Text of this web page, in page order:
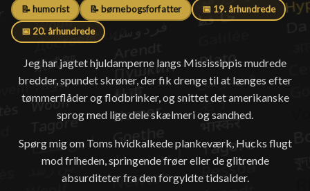
📝 humorist 📝 børnebogsforfatter 📅 19. århundrede
📅 20. århundrede
Jeg har jagtet hjuldamperne langs Mississippis mudrede
bredder, spundet skrøner, der fik drenge til at længes efter
tømmerflåder og flodbrinker, og snittet det amerikanske
sprog med lige dele skælmeri og sandhed.
Spørg mig om Toms hvidkalkede plankeværk, Hucks flugt
mod friheden, springende frøer eller de glitrende
absurditeter fra den forgyldte tidsalder.